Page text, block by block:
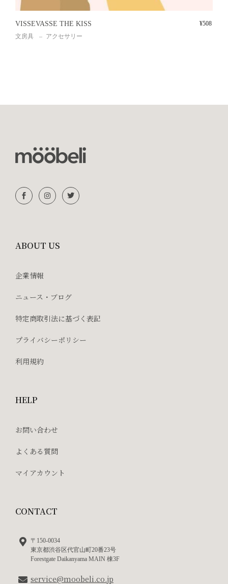
VISSEVASSE THE KISS
文房具 アクセサリー
¥508
ABOUT US
企業情報
ニュース・ブログ
特定商取引法に基づく表記
プライバシーポリシー
利用規約
HELP
お問い合わせ
よくある質問
マイアカウント
CONTACT
〒150-0034
東京都渋谷区代官山町20番23号
Forestgate Daikanyama MAIN 棟3F
service@moobeli.co.jp